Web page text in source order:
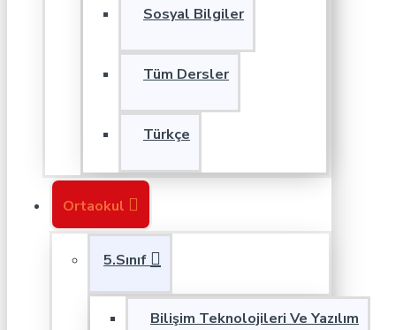
Sosyal Bilgiler
Tüm Dersler
Türkçe
Ortaokul
5.Sınıf
Bilişim Teknolojileri Ve Yazılım